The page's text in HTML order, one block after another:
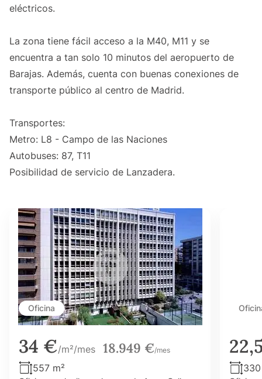
eléctricos.
La zona tiene fácil acceso a la M40, M11 y se
encuentra a tan solo 10 minutos del aeropuerto de
Barajas. Además, cuenta con buenas conexiones de
transporte público al centro de Madrid.
Transportes:
Metro: L8 - Campo de las Naciones
Autobuses: 87, T11
Posibilidad de servicio de Lanzadera.
Oficina
34 €/m²/mes 18.949 €/mes
557 m²